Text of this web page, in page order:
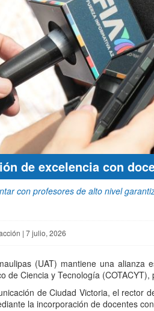
de excelencia con
con profesores de alto nivel
| 7 julio, 2026
(UAT) mantiene una
de Ciencia y Tecnología
de Ciudad Victoria, el rector
la incorporación de docentes